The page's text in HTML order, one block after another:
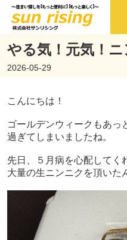
やる気！元気！ニ
2026-05-29
こんにちは！
ゴールデンウィークもあっ
過ぎてしまいましたね。
先日、５月病を心配してく
大量の生ニンニクを頂いた